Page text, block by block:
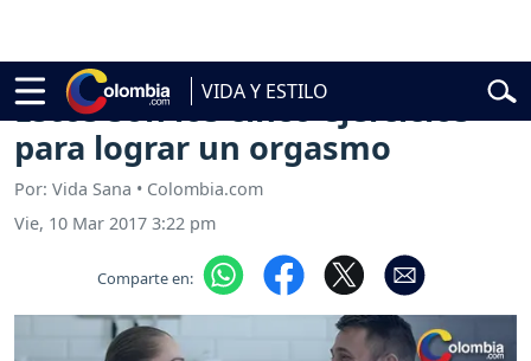
VIDA Y ESTILO
Abelardo de la Espriella
Estos son los cinco ejercicios
para lograr un orgasmo
Por: Vida Sana • Colombia.com
Vie, 10 Mar 2017 3:22 pm
Comparte en: